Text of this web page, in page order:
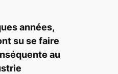
années,
su se faire
au